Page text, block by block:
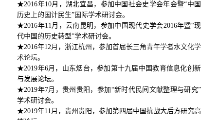
★2016年10月，湖北宜昌，参加中国社会史学会年会暨“中国
历史上的国计民生”国际学术研讨会。
★2016年11月，云南昆明，参加中国现代史学会2016年暨“现
代中国的历史转型”学术研讨会。
★2016年12月，浙江杭州，参加首届长三角青年学者水文化学
术论坛。
★2019年6月，山东烟台，参加第十九届中国教育信息化创新
与发展论坛。
★2019年7月，贵州贵阳，参加“新时代民间文献整理与研究”
学术研讨会。
★2019年11月，贵州贵阳，参加第四届中国抗战大后方研究高